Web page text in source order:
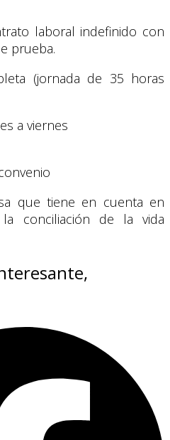
laboral indefinido con
prueba.
(jornada de 35 horas
a viernes
que tiene en cuenta en
conciliación de la vida